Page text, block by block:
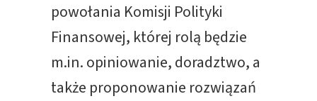
powołania Komisji Polityki
Finansowej, której rolą będzie
m.in. opiniowanie, doradztwo, a
także proponowanie rozwiązań